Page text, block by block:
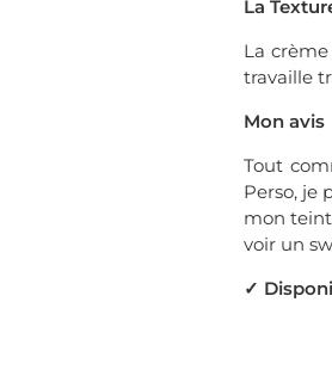
La
La
travaille
Mon avis
Tout
Perso, je
mon
voir un
✓